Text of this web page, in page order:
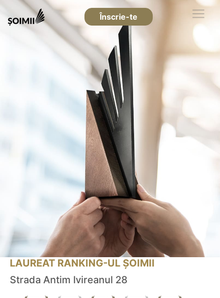
Înscrie-te
LAUREAT RANKING-UL ȘOIMII
Strada Antim Ivireanul 28